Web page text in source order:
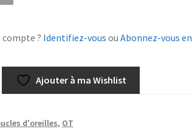
compte ? Identifiez-vous ou Abonnez-vous en
Ajouter à ma Wishlist
d'oreilles, OT